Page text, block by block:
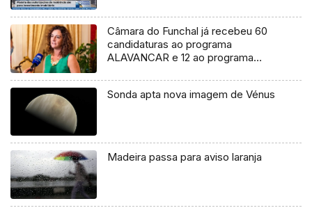
Câmara do Funchal já recebeu 60
candidaturas ao programa
ALAVANCAR e 12 ao programa
Sonda apta nova imagem de Vénus
Madeira passa para aviso laranja